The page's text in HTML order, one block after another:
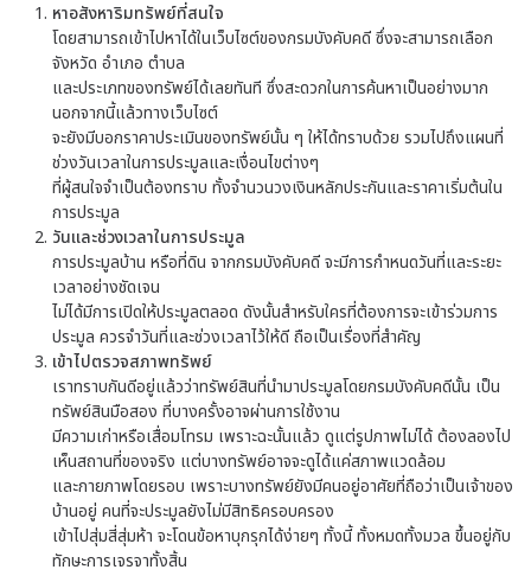
หาอสังหาริมทรัพย์ที่สนใจ
โดยสามารถเข้าไปหาได้ในเว็บไซต์ของกรมบังคับคดี ซึ่งจะสามารถเลือก
จังหวัด อำเภอ ตำบล
และประเภทของทรัพย์ได้เลยทันที ซึ่งสะดวกในการค้นหาเป็นอย่างมาก
นอกจากนี้แล้วทางเว็บไซต์
จะยังมีบอกราคาประเมินของทรัพย์นั้น ๆ ให้ได้ทราบด้วย รวมไปถึงแผนที่
ช่วงวันเวลาในการประมูลและเงื่อนไขต่างๆ
ที่ผู้สนใจจำเป็นต้องทราบ ทั้งจำนวนวงเงินหลักประกันและราคาเริ่มต้นใน
การประมูล
วันและช่วงเวลาในการประมูล
การประมูลบ้าน หรือที่ดิน จากกรมบังคับคดี จะมีการกำหนดวันที่และระยะ
เวลาอย่างชัดเจน
ไม่ได้มีการเปิดให้ประมูลตลอด ดังนั้นสำหรับใครที่ต้องการจะเข้าร่วมการ
ประมูล ควรจำวันที่และช่วงเวลาไว้ให้ดี ถือเป็นเรื่องที่สำคัญ
เข้าไปตรวจสภาพทรัพย์
เราทราบกันดีอยู่แล้วว่าทรัพย์สินที่นำมาประมูลโดยกรมบังคับคดีนั้น เป็น
ทรัพย์สินมือสอง ที่บางครั้งอาจผ่านการใช้งาน
มีความเก่าหรือเสื่อมโทรม เพราะฉะนั้นแล้ว ดูแต่รูปภาพไม่ได้ ต้องลองไป
เห็นสถานที่ของจริง แต่บางทรัพย์อาจจะดูได้แค่สภาพแวดล้อม
และกายภาพโดยรอบ เพราะบางทรัพย์ยังมีคนอยู่อาศัยที่ถือว่าเป็นเจ้าของ
บ้านอยู่ คนที่จะประมูลยังไม่มีสิทธิครอบครอง
เข้าไปสุ่มสี่สุ่มห้า จะโดนข้อหาบุกรุกได้ง่ายๆ ทั้งนี้ ทั้งหมดทั้งมวล ขึ้นอยู่กับ
ทักษะการเจรจาทั้งสิ้น